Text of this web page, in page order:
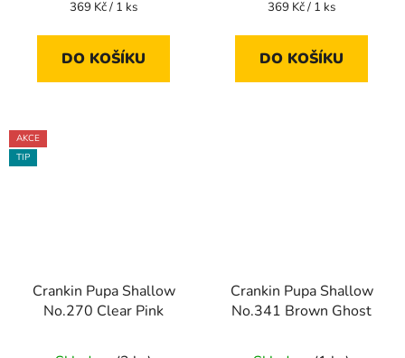
Měrná
369 Kč / 1 ks
DO KOŠÍKU
Měrná
369 Kč / 1 ks
DO KOŠÍKU
AKCE
TIP
Crankin Pupa Shallow
No.270 Clear Pink
Crankin Pupa Shallow
No.341 Brown Ghost